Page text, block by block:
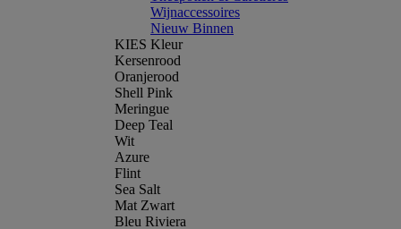
Wijnaccessoires
Nieuw Binnen
KIES Kleur
Kersenrood
Oranjerood
Shell Pink
Meringue
Deep Teal
Wit
Azure
Flint
Sea Salt
Mat Zwart
Bleu Riviera